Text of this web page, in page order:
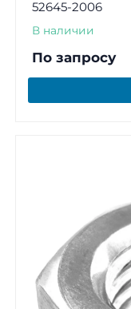
52645-2006
В наличии
По запросу